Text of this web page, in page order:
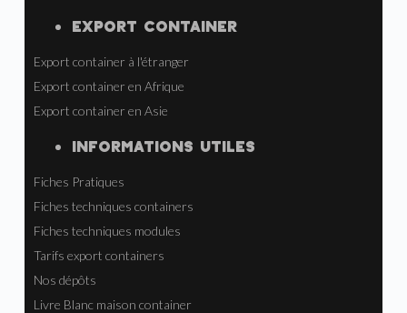
EXPORT CONTAINER
Export container à l'étranger
Export container en Afrique
Export container en Asie
INFORMATIONS UTILES
Fiches Pratiques
Fiches techniques containers
Fiches techniques modules
Tarifs export containers
Nos dépôts
Livre Blanc maison container